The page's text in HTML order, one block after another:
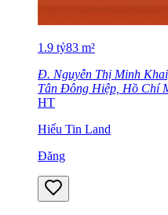
1.9 tỷ83 m²
Đ. Nguyễn Thị Minh
Tân Đông Hiệp, Hồ Chí
HT
Hiếu Tin Land
Đăng